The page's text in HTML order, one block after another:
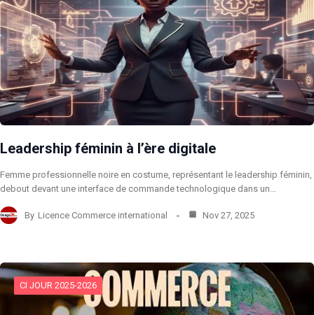
Leadership féminin à l’ère digitale
Femme professionnelle noire en costume, représentant le leadership féminin,
debout devant une interface de commande technologique dans un…
By Licence Commerce international Nov 27, 2025
CI JOUR 2025-2026